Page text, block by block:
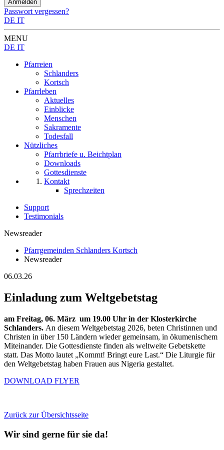
Passwort vergessen?
DE IT
MENU
DE IT
Pfarreien
Schlanders
Kortsch
Pfarrleben
Aktuelles
Einblicke
Menschen
Sakramente
Todesfall
Nützliches
Pfarrbriefe u. Beichtplan
Downloads
Gottesdienste
Kontakt
Sprechzeiten
Support
Testimonials
Newsreader
Pfarrgemeinden Schlanders Kortsch
Newsreader
06.03.26
Einladung zum Weltgebetstag
am Freitag, 06. März um 19.00 Uhr in der Klosterkirche
Schlanders. An diesem Weltgebetstag 2026, beten Christinnen und
Christen in über 150 Ländern wieder gemeinsam, in ökumenischem
Miteinander. Die Gottesdienste finden als weltweite Gebetskette
statt. Das Motto lautet „Kommt! Bringt eure Last.“ Die Liturgie für
den Weltgebetstag haben Frauen aus Nigeria gestaltet.
DOWNLOAD FLYER
Zurück zur Übersichtsseite
Wir sind gerne für sie da!